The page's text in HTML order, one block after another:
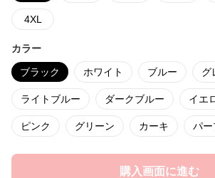
4XL
カラー
ブラック ホワイト ブルー グ
ライトブルー ダークブルー イエ
ピンク グリーン カーキ パー
購入画面に進む